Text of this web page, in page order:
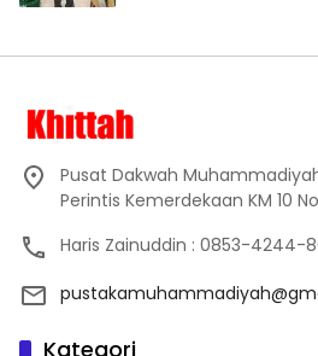
Pusat Dakwah
Perintis Kemerdekaan KM 10
Haris Zainuddin : 0853-4244-
Kategori